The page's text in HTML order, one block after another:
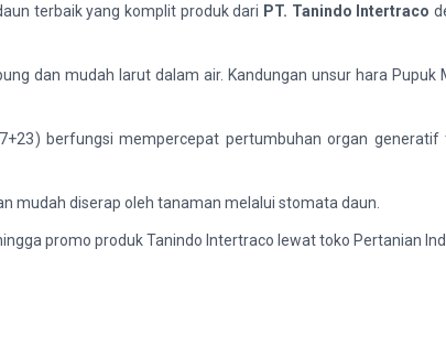
terbaik yang komplit produk dari PT. Tanindo Intertraco
dan mudah larut dalam air. Kandungan unsur hara
berfungsi mempercepat pertumbuhan organ
mudah diserap oleh tanaman melalui stomata daun.
promo produk Tanindo Intertraco lewat toko Pertanian